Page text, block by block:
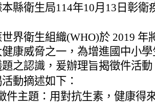
縣衛生局114年10月13日彰衛
世界衛生組織(WHO)於 2019
健康威脅之一，為增進國中小
之認識，爰辦理旨揭徵件活動
動摘述如下：
件主題：用對抗生素，健康得